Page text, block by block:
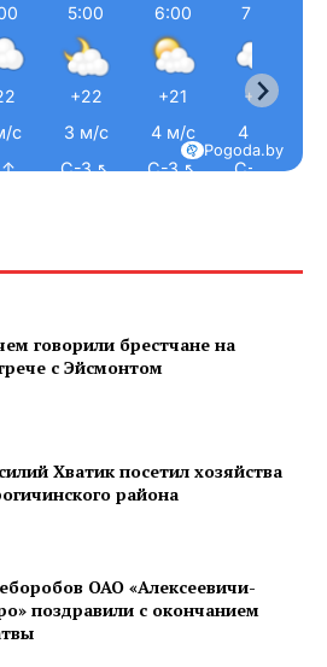
с
5:00
+22
3 м/с
С-З ↖
6:00
+21
4 м/с
С-З ↖
7:00
+22
4 м/с
С-З ↖
Pogoda.by
говорили брестчане на
с Эйсмонтом
Хватик посетил хозяйства
района
ОАО «Алексеевичи-
поздравили с окончанием